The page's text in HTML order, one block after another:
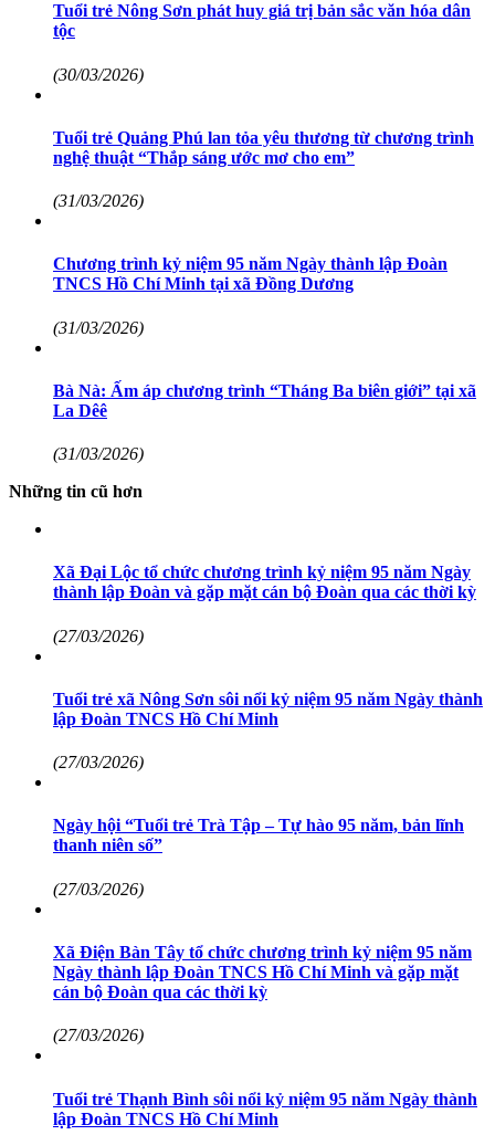
Tuổi trẻ Nông Sơn phát huy giá trị bản sắc văn hóa dân
tộc
(30/03/2026)
Tuổi trẻ Quảng Phú lan tỏa yêu thương từ chương trình
nghệ thuật “Thắp sáng ước mơ cho em”
(31/03/2026)
Chương trình kỷ niệm 95 năm Ngày thành lập Đoàn
TNCS Hồ Chí Minh tại xã Đồng Dương
(31/03/2026)
Bà Nà: Ấm áp chương trình “Tháng Ba biên giới” tại xã
La Dêê
(31/03/2026)
Những tin cũ hơn
Xã Đại Lộc tổ chức chương trình kỷ niệm 95 năm Ngày
thành lập Đoàn và gặp mặt cán bộ Đoàn qua các thời kỳ
(27/03/2026)
Tuổi trẻ xã Nông Sơn sôi nổi kỷ niệm 95 năm Ngày thành
lập Đoàn TNCS Hồ Chí Minh
(27/03/2026)
Ngày hội “Tuổi trẻ Trà Tập – Tự hào 95 năm, bản lĩnh
thanh niên số”
(27/03/2026)
Xã Điện Bàn Tây tổ chức chương trình kỷ niệm 95 năm
Ngày thành lập Đoàn TNCS Hồ Chí Minh và gặp mặt
cán bộ Đoàn qua các thời kỳ
(27/03/2026)
Tuổi trẻ Thạnh Bình sôi nổi kỷ niệm 95 năm Ngày thành
lập Đoàn TNCS Hồ Chí Minh